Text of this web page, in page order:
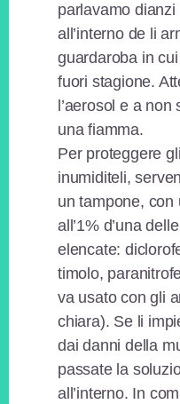
parlavamo
all’interno de li
guardaroba in
fuori stagione.
l’aerosol e a
una fiamma.
Per proteggere
inumiditeli,
un tampone, con
all’1% d’una
elencate:
timolo,
va usato con gli
chiara). Se li
dai danni della
passate la
all’interno. In